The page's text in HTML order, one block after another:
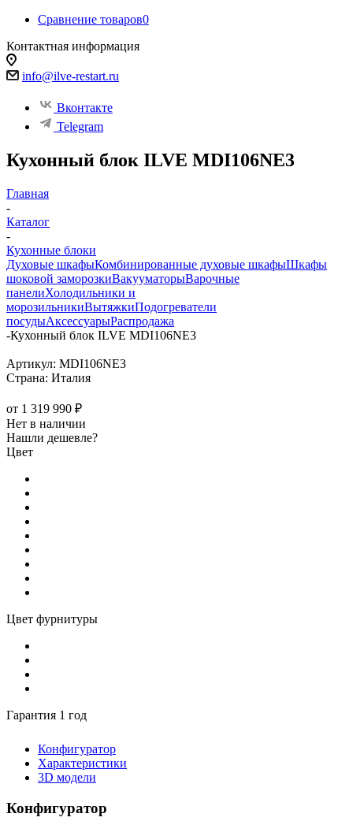
Сравнение товаров0
Контактная информация
info@ilve-restart.ru
Вконтакте
Telegram
Кухонный блок ILVE MDI106NE3
Главная
-
Каталог
-
Кухонные блоки
Духовые шкафыКомбинированные духовые шкафыШкафы
шоковой заморозкиВакууматорыВарочные
панелиХолодильники и
морозильникиВытяжкиПодогреватели
посудыАксессуарыРаспродажа
-Кухонный блок ILVE MDI106NE3
Артикул: MDI106NE3
Страна: Италия
от 1 319 990 ₽
Нет в наличии
Нашли дешевле?
Цвет
Цвет фурнитуры
Гарантия 1 год
Конфигуратор
Характеристики
3D модели
Конфигуратор